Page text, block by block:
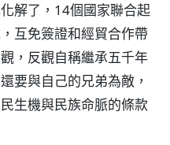
解了，14個國家聯合起
互免簽證和經貿合作帶
，反觀自稱繼承五千年
要與自己的兄弟為敵，
生機與民族命脈的條款